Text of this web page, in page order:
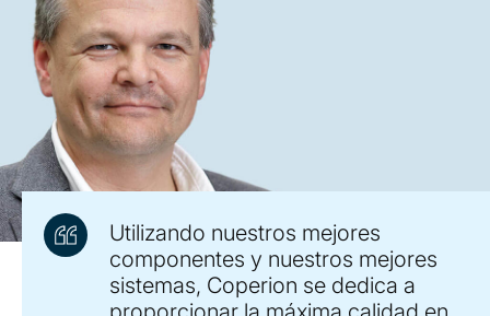
Utilizando nuestros mejores
componentes y nuestros mejores
sistemas, Coperion se dedica a